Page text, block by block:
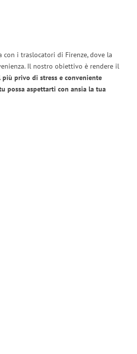
con i traslocatori di Firenze, dove la
Il nostro obiettivo è rendere il
più privo di stress e conveniente
possa aspettarti con ansia la tua